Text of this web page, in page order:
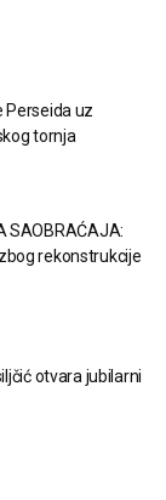
Perseida uz
tornja
SAOBRAĆAJA:
rekonstrukcije
otvara jubilarni